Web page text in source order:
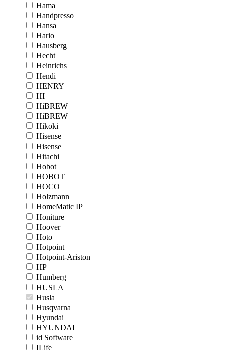
Hama
Handpresso
Hansa
Hario
Hausberg
Hecht
Heinrichs
Hendi
HENRY
HI
HiBREW
HiBREW
Hikoki
Hisense
Hisense
Hitachi
Hobot
HOBOT
HOCO
Holzmann
HomeMatic IP
Honiture
Hoover
Hoto
Hotpoint
Hotpoint-Ariston
HP
Humberg
HUSLA
Husla
Husqvarna
Hyundai
HYUNDAI
id Software
ILife